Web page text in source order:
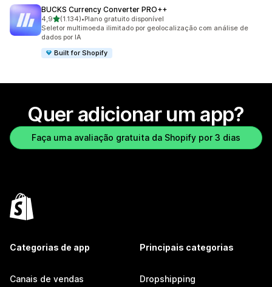
BUCKS Currency Converter PRO++
4,9de 5 estrelas
(1.134)
1134 avaliações ao todo
•Plano gratuito disponível
Seletor multimoeda ilimitado por geolocalização com análise de
dados por IA
Built for Shopify
Quer adicionar um app?
Faça uma avaliação gratuita da Shopify por 3 dias
Categorias de app
Canais de vendas
Principais categorias
Dropshipping